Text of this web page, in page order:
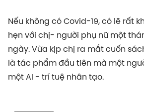
Nếu không có Covid-19, có lẽ rất
hẹn với chị- người phụ nữ một
ngày. Vừa kịp chị ra mắt cuốn
là tác phẩm đầu tiên mà một
một AI - trí tuệ nhân tạo.